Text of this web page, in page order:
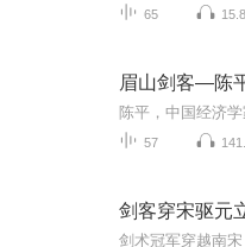
65
眉山剑客—陈
57
剑客穿宋驱元
剑术冠军穿越南